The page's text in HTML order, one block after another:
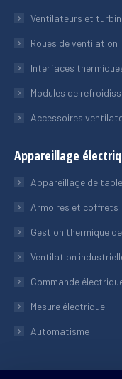
Ventilateurs et
Roues de ventilation
Interfaces
Modules de
Accessoires
Appareillage
Appareillage de
Armoires et coffrets
Gestion thermique
Ventilation
Commande
Mesure électrique
Automatisme